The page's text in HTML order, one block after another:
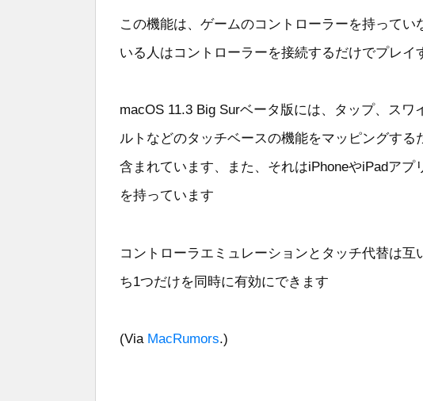
この機能は、ゲームのコントローラーを持って
いる人はコントローラーを接続するだけでプレイ
macOS 11.3 Big Surベータ版には、タップ、ス
ルトなどのタッチベースの機能をマッピングする
含まれています、また、それはiPhoneやiPadア
を持っています
コントローラエミュレーションとタッチ代替は
ち1つだけを同時に有効にできます
(Via MacRumors.)